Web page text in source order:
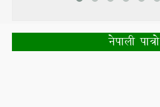
नेपाली पात्रो